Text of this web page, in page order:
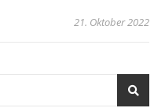
21. Oktober 2022